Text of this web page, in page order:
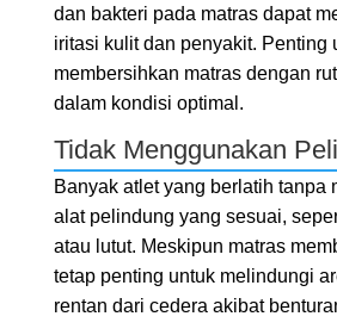
dan bakteri pada matras dapat
iritasi kulit dan penyakit. Penting
membersihkan matras dengan
dalam kondisi optimal.
Tidak Menggunakan
Banyak atlet yang berlatih tanpa
alat pelindung yang sesuai,
atau lutut. Meskipun matras
tetap penting untuk melindungi
rentan dari cedera akibat